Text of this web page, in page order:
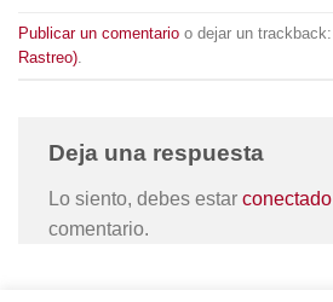
Publicar un comentario o dejar un trackback:
Rastreo)
Deja una respuesta
Lo siento, debes estar conectado
comentario.